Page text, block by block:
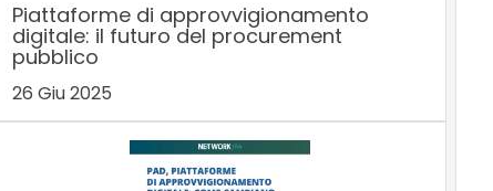
Piattaforme di approvvigionamento
digitale: il futuro del procurement
pubblico
26 Giu 2025